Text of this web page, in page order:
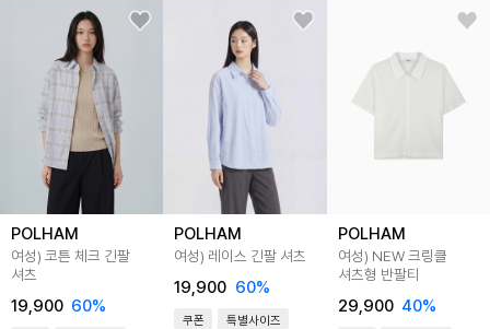
POLHAM
여성) 코튼 체크 긴팔
셔츠
19,900 60%
POLHAM
여성) 레이스 긴팔 셔츠
19,900 60%
쿠폰 특별사이즈
POLHAM
여성) NEW 크링클
셔츠형 반팔티
29,900 40%